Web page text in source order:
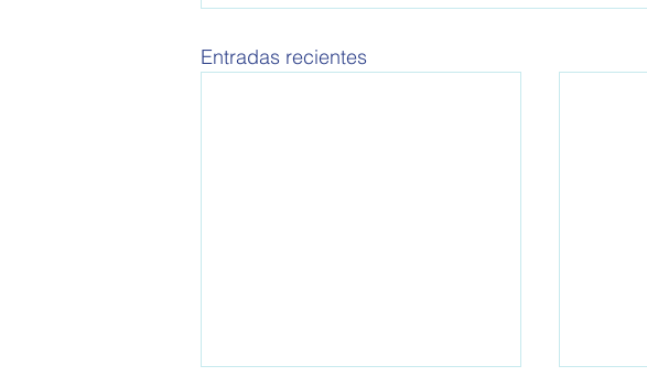
Entradas recientes